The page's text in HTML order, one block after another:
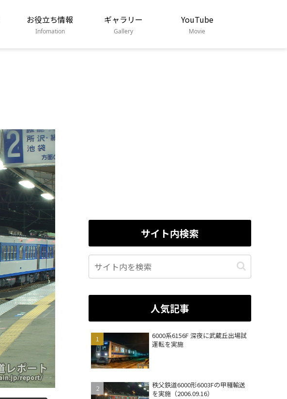
お役立ち情報
Infomation
ギャラリー
Gallery
YouTube
Movie
サイト内検索
人気記事
6000系6156F 深夜に武蔵丘出場試
運転を実施
秩父鉄道6000形6003Fの甲種輸送
を実施（2006.09.16）